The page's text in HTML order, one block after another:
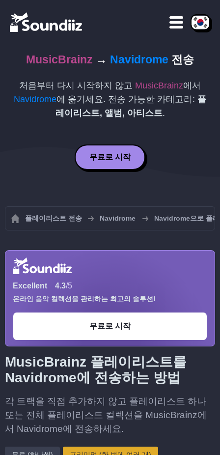
MusicBrainz → Navidrome 전송
처음부터 다시 시작하지 않고 MusicBrainz에서
Navidrome에 옮기세요. 전송 가능한 카테고리: 플
레이리스트, 앨범, 아티스트.
무료로 시작
플레이리스트 전송 Navidrome Navidrome으로 플
Excellent 4.3/5
온라인 음악 컬렉션을 관리하는 최고의 솔루션!
무료로 시작
MusicBrainz 플레이리스트를
Navidrome에 전송하는 방법
각 트랙을 직접 추가하지 않고 플레이리스트 하나
또는 전체 플레이리스트 컬렉션을 MusicBrainz에
서 Navidrome에 전송하세요.